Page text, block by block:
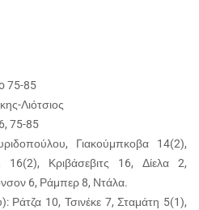
75-85
Λιότσιος
75-85
Γιακούμπκοβα 14(2),
Κριβάσεβιτς 16, Δίελα 2,
6, Ράμπερ 8, Ντάλα.
Ράτζα 10, Τσινέκε 7, Σταμάτη 5(1),